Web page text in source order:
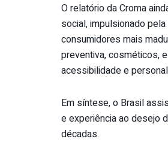
O relatório da Croma
social, impulsionado
consumidores mais
preventiva, cosméticos,
acessibilidade e
Em síntese, o Brasil
e experiência ao desejo
décadas.